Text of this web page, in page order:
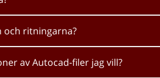
och ritningarna?
av Autocad-filer jag vill?